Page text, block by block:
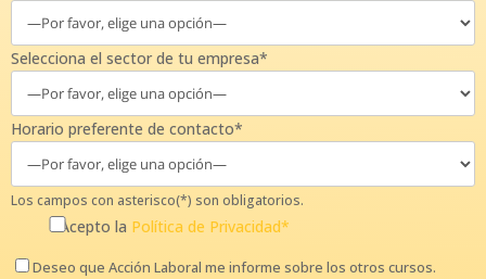
Selecciona el sector de tu empresa*
Horario preferente de contacto*
Los campos con asterisco(*) son obligatorios.
Acepto la Política de Privacidad*
Deseo que Acción Laboral me informe sobre los otros cursos.